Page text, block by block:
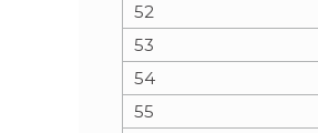
52
53
54
55